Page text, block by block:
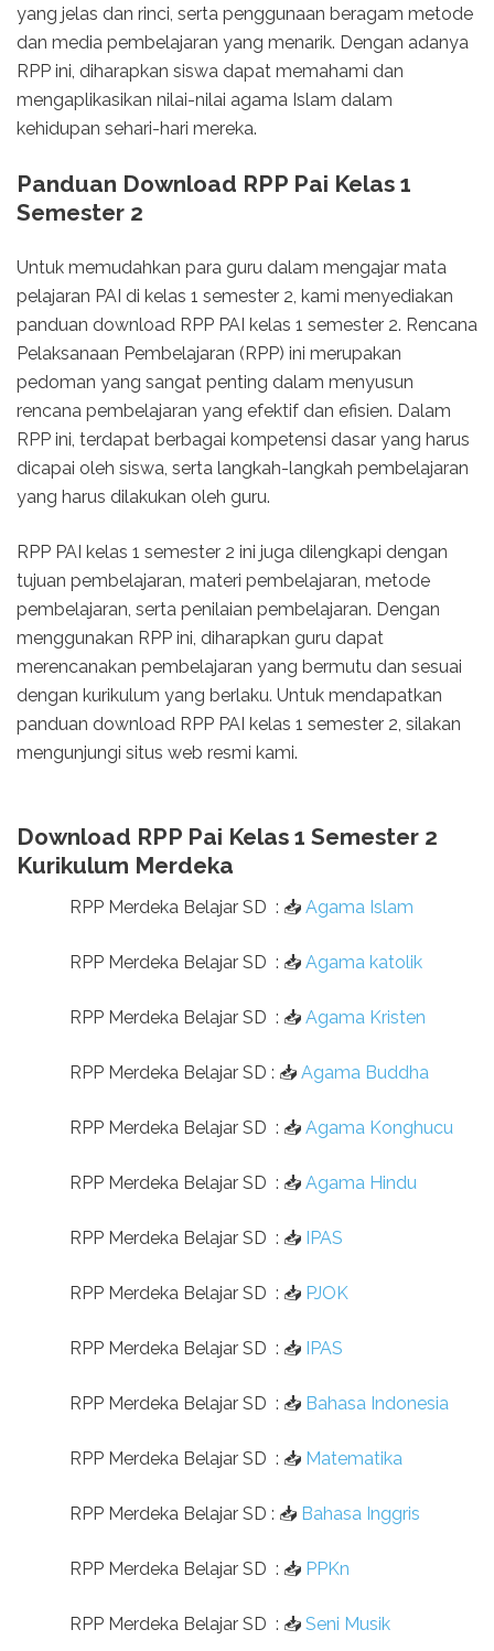
yang jelas dan rinci, serta penggunaan beragam metode
dan media pembelajaran yang menarik. Dengan adanya
RPP ini, diharapkan siswa dapat memahami dan
mengaplikasikan nilai-nilai agama Islam dalam
kehidupan sehari-hari mereka.
Panduan Download RPP Pai Kelas 1
Semester 2
Untuk memudahkan para guru dalam mengajar mata
pelajaran PAI di kelas 1 semester 2, kami menyediakan
panduan download RPP PAI kelas 1 semester 2. Rencana
Pelaksanaan Pembelajaran (RPP) ini merupakan
pedoman yang sangat penting dalam menyusun
rencana pembelajaran yang efektif dan efisien. Dalam
RPP ini, terdapat berbagai kompetensi dasar yang harus
dicapai oleh siswa, serta langkah-langkah pembelajaran
yang harus dilakukan oleh guru.
RPP PAI kelas 1 semester 2 ini juga dilengkapi dengan
tujuan pembelajaran, materi pembelajaran, metode
pembelajaran, serta penilaian pembelajaran. Dengan
menggunakan RPP ini, diharapkan guru dapat
merencanakan pembelajaran yang bermutu dan sesuai
dengan kurikulum yang berlaku. Untuk mendapatkan
panduan download RPP PAI kelas 1 semester 2, silakan
mengunjungi situs web resmi kami.
Download RPP Pai Kelas 1 Semester 2
Kurikulum Merdeka
RPP Merdeka Belajar SD : 📥 Agama Islam
RPP Merdeka Belajar SD : 📥 Agama katolik
RPP Merdeka Belajar SD : 📥 Agama Kristen
RPP Merdeka Belajar SD : 📥 Agama Buddha
RPP Merdeka Belajar SD : 📥 Agama Konghucu
RPP Merdeka Belajar SD : 📥 Agama Hindu
RPP Merdeka Belajar SD : 📥 IPAS
RPP Merdeka Belajar SD : 📥 PJOK
RPP Merdeka Belajar SD : 📥 IPAS
RPP Merdeka Belajar SD : 📥 Bahasa Indonesia
RPP Merdeka Belajar SD : 📥 Matematika
RPP Merdeka Belajar SD : 📥 Bahasa Inggris
RPP Merdeka Belajar SD : 📥 PPKn
RPP Merdeka Belajar SD : 📥 Seni Musik